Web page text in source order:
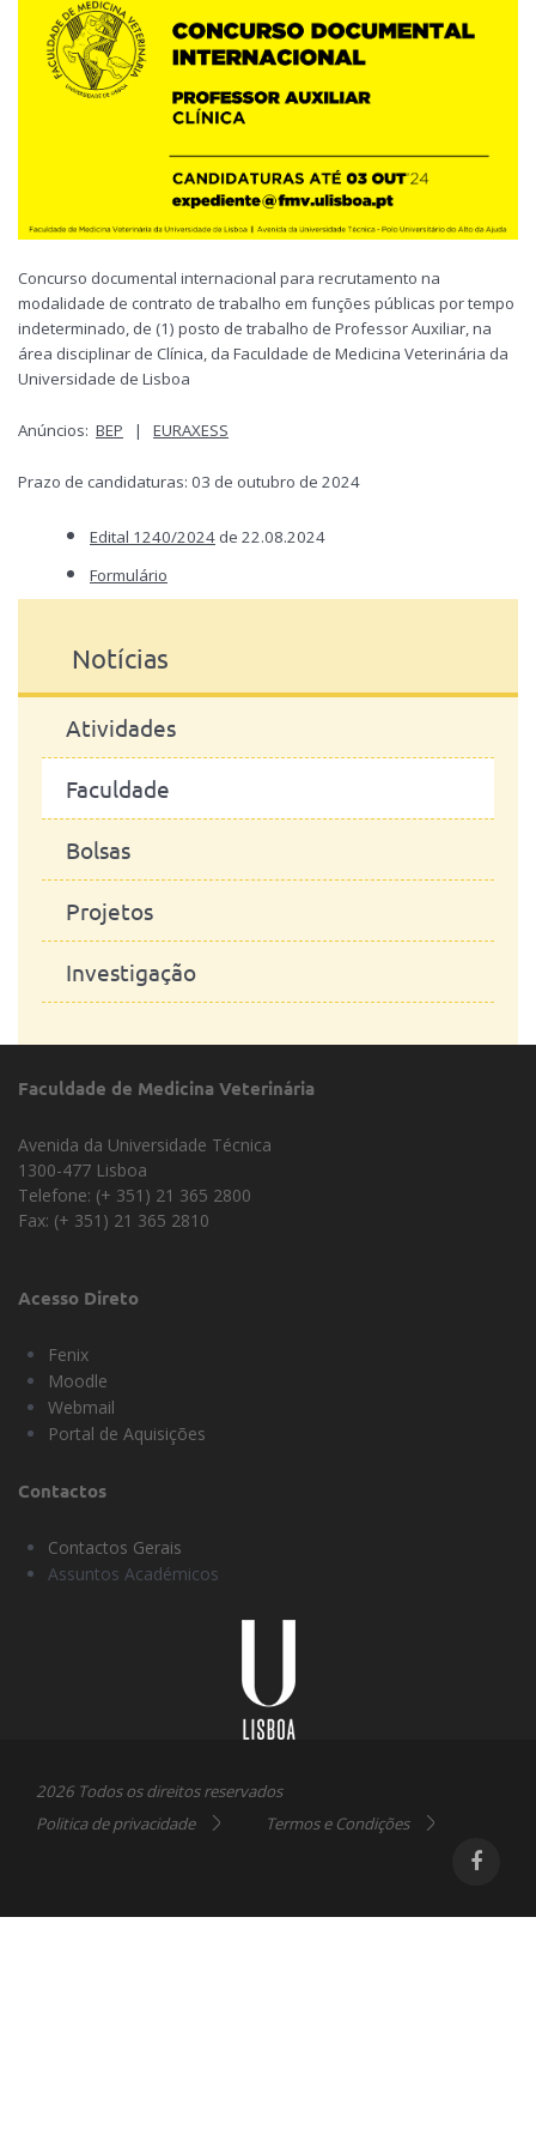
Concurso documental internacional para recrutamento na
modalidade de contrato de trabalho em funções públicas por tempo
indeterminado, de (1) posto de trabalho de Professor Auxiliar, na
área disciplinar de Clínica, da Faculdade de Medicina Veterinária da
Universidade de Lisboa
Anúncios: BEP | EURAXESS
Prazo de candidaturas: 03 de outubro de 2024
Edital 1240/2024 de 22.08.2024
Formulário
Mais ofertasaqui
Notícias
Atividades
Faculdade
Bolsas
Projetos
Investigação
Faculdade de Medicina Veterinária
Avenida da Universidade Técnica
1300-477 Lisboa
Telefone: (+ 351) 21 365 2800
Fax: (+ 351) 21 365 2810
Acesso Direto
Fenix
Moodle
Webmail
Portal de Aquisições
Contactos
Contactos Gerais
Assuntos Académicos
2026 Todos os direitos reservados
Politica de privacidade
Termos e Condições